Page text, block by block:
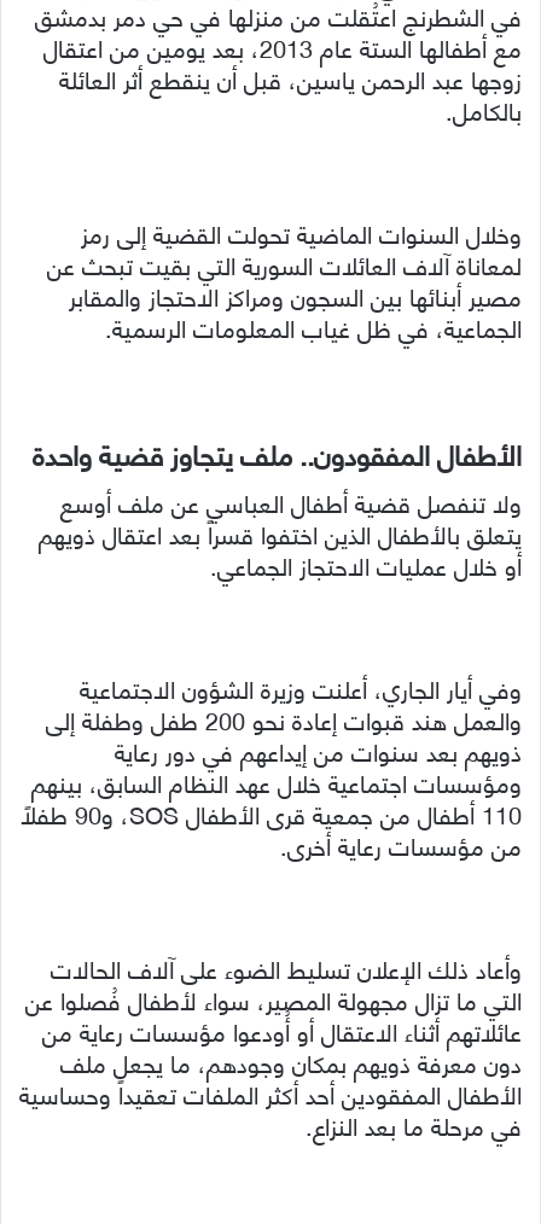
في الشطرنج اعتُقلت من منزلها في حي دمر بدمشق
مع أطفالها الستة عام 2013، بعد يومين من اعتقال
زوجها عبد الرحمن ياسين، قبل أن ينقطع أثر العائلة
بالكامل.
وخلال السنوات الماضية تحولت القضية إلى رمز
لمعاناة آلاف العائلات السورية التي بقيت تبحث عن
مصير أبنائها بين السجون ومراكز الاحتجاز والمقابر
الجماعية، في ظل غياب المعلومات الرسمية.
الأطفال المفقودون.. ملف يتجاوز قضية واحدة
ولا تنفصل قضية أطفال العباسي عن ملف أوسع
يتعلق بالأطفال الذين اختفوا قسراً بعد اعتقال ذويهم
أو خلال عمليات الاحتجاز الجماعي.
وفي أيار الجاري، أعلنت وزيرة الشؤون الاجتماعية
والعمل هند قبوات إعادة نحو 200 طفل وطفلة إلى
ذويهم بعد سنوات من إيداعهم في دور رعاية
ومؤسسات اجتماعية خلال عهد النظام السابق، بينهم
110 أطفال من جمعية قرى الأطفال SOS، و90 طفلاً
من مؤسسات رعاية أخرى.
وأعاد ذلك الإعلان تسليط الضوء على آلاف الحالات
التي ما تزال مجهولة المصير، سواء لأطفال فُصلوا عن
عائلاتهم أثناء الاعتقال أو أُودعوا مؤسسات رعاية من
دون معرفة ذويهم بمكان وجودهم، ما يجعل ملف
الأطفال المفقودين أحد أكثر الملفات تعقيداً وحساسية
في مرحلة ما بعد النزاع.